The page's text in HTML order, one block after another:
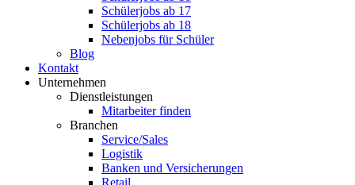
Schülerjobs ab 17
Schülerjobs ab 18
Nebenjobs für Schüler
Blog
Kontakt
Unternehmen
Dienstleistungen
Mitarbeiter finden
Branchen
Service/Sales
Logistik
Banken und Versicherungen
Retail